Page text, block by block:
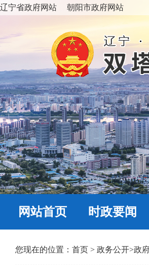
辽宁省政府网站 朝阳市政府网站
网站首页 时政要闻
您现在的位置： 首页 > 政务公开>政